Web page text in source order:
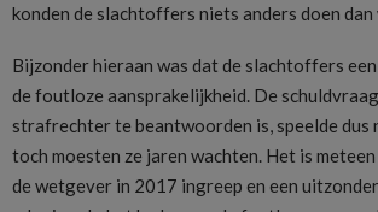
konden de slachtoffers niets anders doen dan
Bijzonder hieraan was dat de slachtoffers
de foutloze aansprakelijkheid. De
strafrechter te beantwoorden is, speelde dus
toch moesten ze jaren wachten. Het is
de wetgever in 2017 ingreep en een